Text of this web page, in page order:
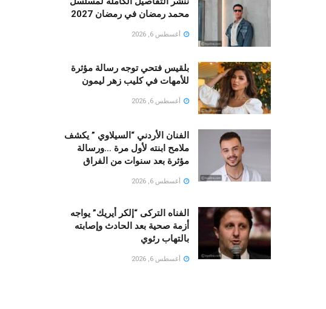
محمد رمضان في رمضان 2027
أغسطس 6, 2026
بلقيس فتحي توجه رسالة مؤثرة
للأمهات في كليب زهر ليمون ‏
أغسطس 6, 2026
الفنان الأردني “السيلاوي ” يكشف
ملامح ابنته لأول مرة …ورسالة
مؤثرة بعد سنوات من الفراق
أغسطس 6, 2026
الفناه التركى “إلكر أيريك” يواجه
أزمة صحية بعد الحادث وإصابته
بالتهاب رئوي
أغسطس 6, 2026